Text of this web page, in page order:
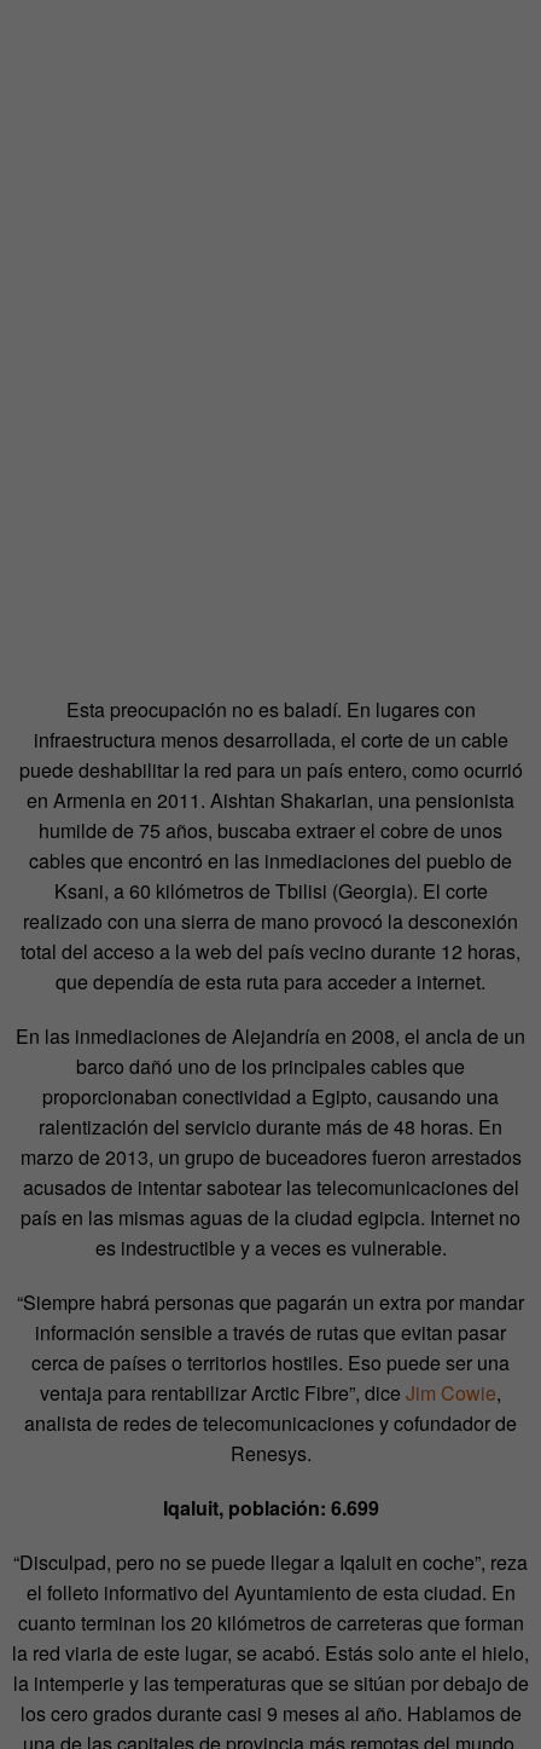
Esta preocupación no es baladí. En lugares con
infraestructura menos desarrollada, el corte de un cable
puede deshabilitar la red para un país entero, como ocurrió
en Armenia en 2011. Aishtan Shakarian, una pensionista
humilde de 75 años, buscaba extraer el cobre de unos
cables que encontró en las inmediaciones del pueblo de
Ksani, a 60 kilómetros de Tbilisi (Georgia). El corte
realizado con una sierra de mano provocó la desconexión
total del acceso a la web del país vecino durante 12 horas,
que dependía de esta ruta para acceder a internet.
En las inmediaciones de Alejandría en 2008, el ancla de un
barco dañó uno de los principales cables que
proporcionaban conectividad a Egipto, causando una
ralentización del servicio durante más de 48 horas. En
marzo de 2013, un grupo de buceadores fueron arrestados
acusados de intentar sabotear las telecomunicaciones del
país en las mismas aguas de la ciudad egipcia. Internet no
es indestructible y a veces es vulnerable.
“Siempre habrá personas que pagarán un extra por mandar
información sensible a través de rutas que evitan pasar
cerca de países o territorios hostiles. Eso puede ser una
ventaja para rentabilizar Arctic Fibre”, dice Jim Cowie,
analista de redes de telecomunicaciones y cofundador de
Renesys.
Iqaluit, población: 6.699
“Disculpad, pero no se puede llegar a Iqaluit en coche”, reza
el folleto informativo del Ayuntamiento de esta ciudad. En
cuanto terminan los 20 kilómetros de carreteras que forman
la red viaria de este lugar, se acabó. Estás solo ante el hielo,
la intemperie y las temperaturas que se sitúan por debajo de
los cero grados durante casi 9 meses al año. Hablamos de
una de las capitales de provincia más remotas del mundo,